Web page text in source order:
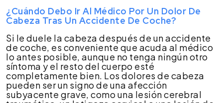
¿Cuándo Debo Ir Al Médico Por Un Dolor De
Cabeza Tras Un Accidente De Coche?
Si le duele la cabeza después de un accidente
de coche, es conveniente que acuda al médico
lo antes posible, aunque no tenga ningún otro
síntoma y el resto del cuerpo esté
completamente bien. Los dolores de cabeza
pueden ser un signo de una afección
subyacente grave, como una lesión cerebral